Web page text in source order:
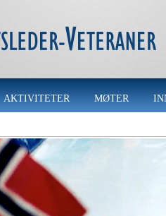
AKTIVITETER MØTER